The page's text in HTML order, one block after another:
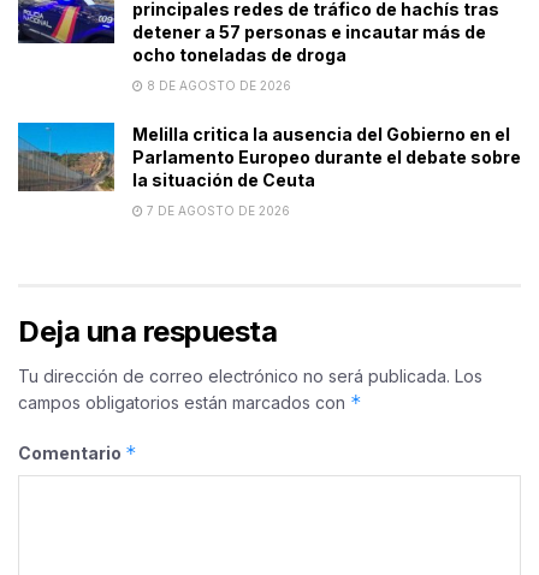
principales redes de tráfico de hachís tras
detener a 57 personas e incautar más de
ocho toneladas de droga
8 DE AGOSTO DE 2026
Melilla critica la ausencia del Gobierno en el
Parlamento Europeo durante el debate sobre
la situación de Ceuta
7 DE AGOSTO DE 2026
Deja una respuesta
Tu dirección de correo electrónico no será publicada. Los
campos obligatorios están marcados con *
Comentario *